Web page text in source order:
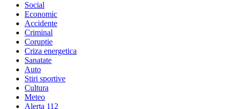
Social
Economic
Accidente
Criminal
Coruptie
Criza energetica
Sanatate
Auto
Stiri sportive
Cultura
Meteo
Alerta 112